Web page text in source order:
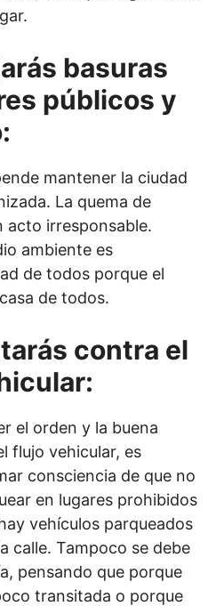
basuras
públicos y
mantener la ciudad
La quema de
acto irresponsable.
ambiente es
de todos porque el
de todos.
contra el
el orden y la buena
flujo vehicular, es
consciencia de que no
en lugares prohibidos
vehículos parqueados
calle. Tampoco se debe
pensando que porque
transitada o porque